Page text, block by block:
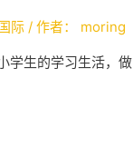
际 / 作者： moring
学生的学习生活，做